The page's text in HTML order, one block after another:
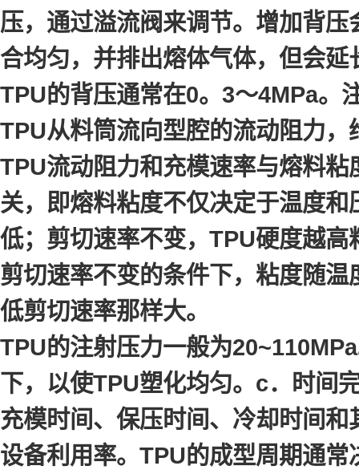
压，通过溢流阀来调节。增加背
合均匀，并排出熔体气体，但会延
TPU的背压通常在0。3～4MPa。
TPU从料筒流向型腔的流动阻力
TPU流动阻力和充模速率与熔料
关，即熔料粘度不仅决定于温度
低；剪切速率不变，TPU硬度越
剪切速率不变的条件下，粘度随
低剪切速率那样大。
TPU的注射压力一般为
下，以使TPU塑化均匀。c．时间
充模时间、保压时间、冷却时间
设备利用率。TPU的成型周期通